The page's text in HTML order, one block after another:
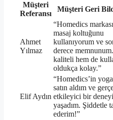
Müşteri
Referansı
Müşteri Geri
Ahmet
Yılmaz
“Homedics
masaj koltuğunu
kullanıyorum ve
derece
kaliteli hem de
oldukça kolay.”
Elif Aydın
“Homedics’in yoga
satın aldım ve
etkileyici bir
yaşadım. Şiddetle
ederim!”